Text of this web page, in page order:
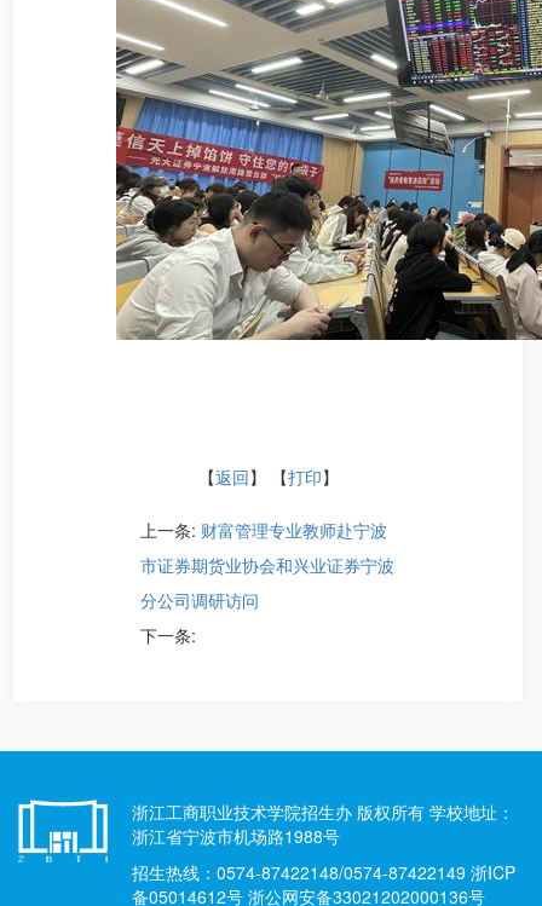
【返回】 【打印】
上一条: 财富管理专业教师赴宁波
市证券期货业协会和兴业证券宁波
分公司调研访问
下一条:
浙江工商职业技术学院招生办 版权所有 学校地址：
浙江省宁波市机场路1988号
招生热线：0574-87422148/0574-87422149 浙ICP
备05014612号 浙公网安备33021202000136号